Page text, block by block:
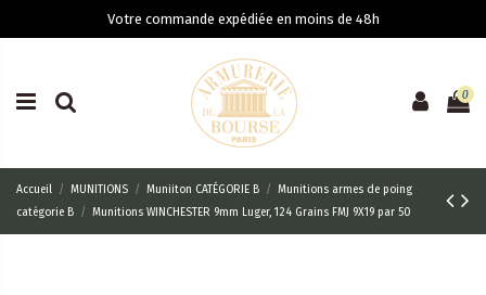
Votre commande expédiée en moins de 48h
0
Accueil MUNITIONS Muniiton CATÉGORIE B
Munitions armes de poing
catégorie B
Munitions WINCHESTER 9mm Luger, 124 Grains FMJ 9X19 par 50